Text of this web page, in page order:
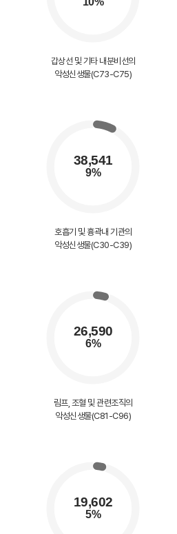
갑상선 및 기타 내분비선의
악성신생물(C73-C75)
호흡기 및 흉곽내 기관의
악성신생물(C30-C39)
림프, 조혈 및 관련조직의
악성신생물(C81-C96)